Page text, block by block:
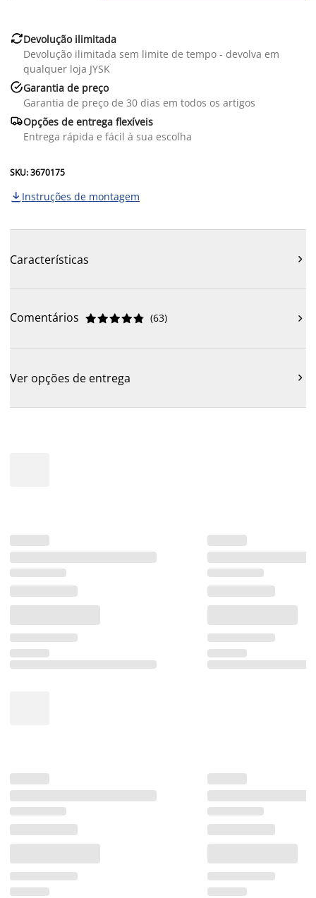
Devolução ilimitada
Devolução ilimitada sem limite de tempo - devolva em
qualquer loja JYSK
Garantia de preço
Garantia de preço de 30 dias em todos os artigos
Opções de entrega flexíveis
Entrega rápida e fácil à sua escolha
SKU: 3670175
 Instruções de montagem
Características 
Comentários 




 (63) 
Ver opções de entrega 